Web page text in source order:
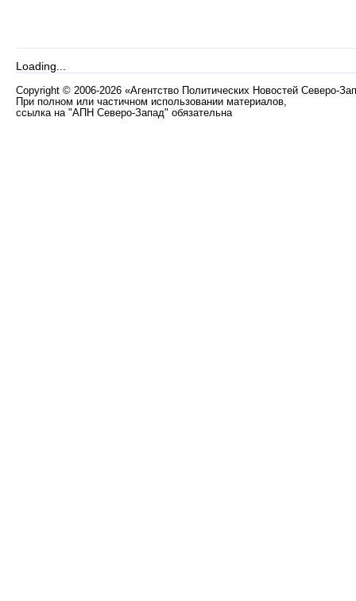
Loading...
Copyright © 2006-2026 «Агентство Политических Новостей Северо-
При полном или частичном использовании материалов,
ссылка на "АПН Северо-Запад" обязательна